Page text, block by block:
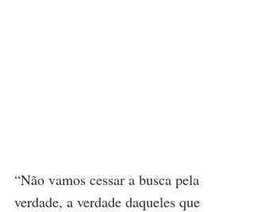
“Não vamos cessar a busca pela
verdade, a verdade daqueles que